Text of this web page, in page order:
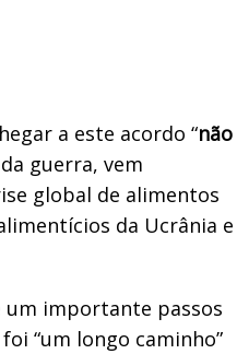
a este acordo “não
guerra, vem
global de alimentos
da Ucrânia e
um importante passos
“um longo caminho”